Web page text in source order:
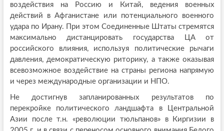
воздействия на Россию и Китай, ведения военных
действий в Афганистане или потенциального военного
удара по Ирану. При этом Соединенные Штаты стремятся
максимально дистанцировать государства ЦА от
российского влияния, используя политические рычаги
давления, демократическую риторику, а также оказывая
всевозможное воздействие на страны региона напрямую
и через международные организации и НПО.
Не достигнув запланированных результатов по
перекройке политического ландшафта в Центральной
Азии после т.н. «революции тюльпанов» в Киргизии в